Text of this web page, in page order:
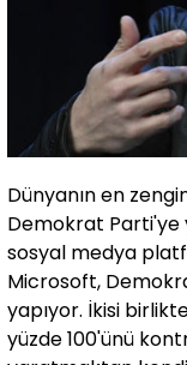
Dünyanın en
Demokrat Parti'ye
sosyal medya
Microsoft,
yapıyor. İkisi
yüzde 100'ünü